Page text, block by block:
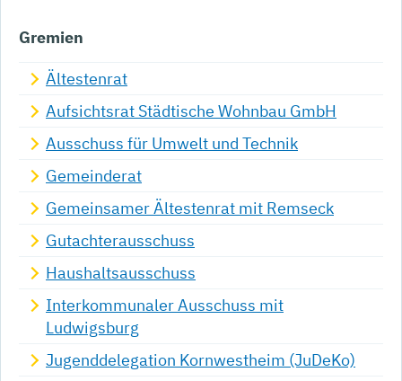
Gremien
Ältestenrat
Aufsichtsrat Städtische Wohnbau GmbH
Ausschuss für Umwelt und Technik
Gemeinderat
Gemeinsamer Ältestenrat mit Remseck
Gutachterausschuss
Haushaltsausschuss
Interkommunaler Ausschuss mit
Ludwigsburg
Jugenddelegation Kornwestheim (JuDeKo)